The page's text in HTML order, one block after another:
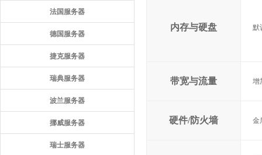
法国服务器
德国服务器
捷克服务器
瑞典服务器
波兰服务器
挪威服务器
瑞士服务器
内存与硬盘 默
带宽与流量 增
硬件/防火墙 金